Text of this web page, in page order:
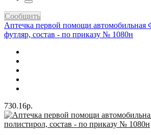
Сообщить
Аптечка первой помощи
футляр, состав - по приказу № 1080н
730.16р.